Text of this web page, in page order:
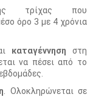
τρίχας που
όρο 3 με 4 χρόνια
καταγέννηση στη
να πέσει από το
. Ολοκληρώνεται σε